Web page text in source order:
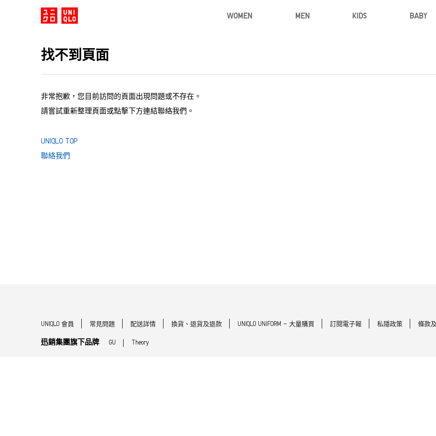
WOMEN MEN KIDS BABY
找不到頁面
非常抱歉，您目前訪問的頁面出現問題或不存在。
請嘗試重新整理頁面或點擊下方連結聯絡我們。
UNIQLO TOP
聯絡我們
UNIQLO 會員 常見問題 配送詳情 換貨、退貨及退款 UNIQLO UNIFORM - 大量購買 訂閱電子報 私隱政策 條款
迅銷集團旗下品牌 GU Theory